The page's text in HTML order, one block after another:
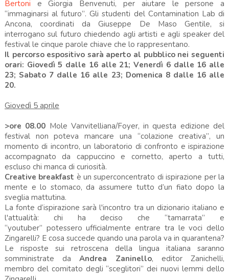
Bertoni e Giorgia Benvenuti, per aiutare le persone a
“immaginarsi al futuro”. Gli studenti del Contamination Lab di
Ancona, coordinati da Giuseppe De Maso Gentile, si
interrogano sul futuro chiedendo agli artisti e agli speaker del
festival le cinque parole chiave che lo rappresentano.
Il percorso espositivo sarà aperto al pubblico nei seguenti
orari: Giovedì 5 dalle 16 alle 21; Venerdì 6 dalle 16 alle
23; Sabato 7 dalle 16 alle 23; Domenica 8 dalle 16 alle
20.
Giovedì 5 aprile
>ore 08.00 Mole Vanvitelliana/Foyer, in questa edizione del
festival non poteva mancare una “colazione creativa”, un
momento di incontro, un laboratorio di confronto e ispirazione
accompagnato da cappuccino e cornetto, aperto a tutti,
escluso chi manca di curiosità.
Creative breakfast è un superconcentrato di ispirazione per la
mente e lo stomaco, da assumere tutto d’un fiato dopo la
sveglia mattutina.
La fonte d’ispirazione sarà l'incontro tra un dizionario italiano e
l'attualità: chi ha deciso che “tamarrata” e
“youtuber” potessero ufficialmente entrare tra le voci dello
Zingarelli? E cosa succede quando una parola va in quarantena?
Le risposte sui retroscena della lingua italiana saranno
somministrate daAndrea Zaninello, editor Zanichelli,
membro del comitato degli “sceglitori” dei nuovi lemmi dello